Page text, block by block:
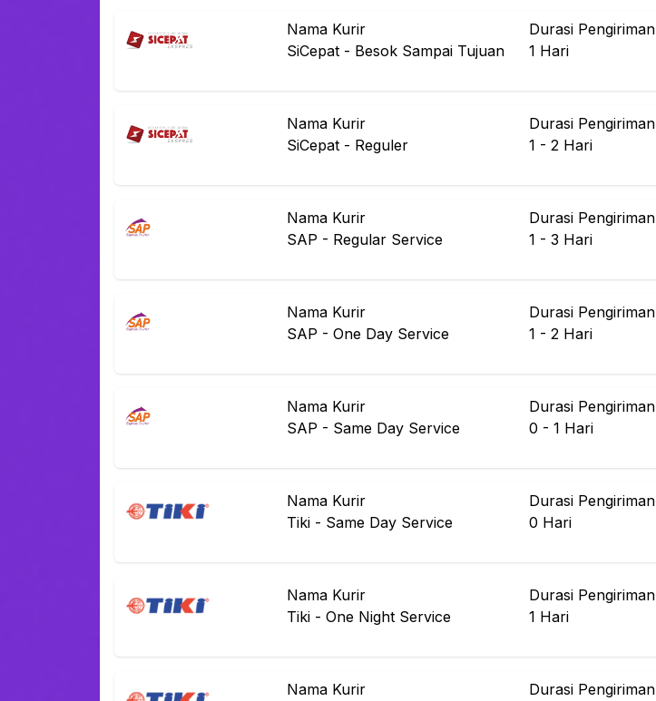
Nama Kurir
SiCepat - Besok Sampai Tujuan
Durasi Pengiriman
1 Hari
Nama Kurir
SiCepat - Reguler
Durasi Pengiriman
1 - 2 Hari
Nama Kurir
SAP - Regular Service
Durasi Pengiriman
1 - 3 Hari
Nama Kurir
SAP - One Day Service
Durasi Pengiriman
1 - 2 Hari
Nama Kurir
SAP - Same Day Service
Durasi Pengiriman
0 - 1 Hari
Nama Kurir
Tiki - Same Day Service
Durasi Pengiriman
0 Hari
Nama Kurir
Tiki - One Night Service
Durasi Pengiriman
1 Hari
Nama Kurir
Durasi Pengiriman